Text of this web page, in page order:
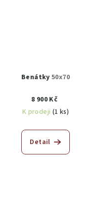
Benátky50x70
8 900 Kč
K prodeji (1 ks)
Detail